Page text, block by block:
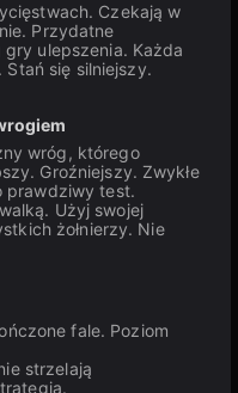
Czekają w
Przydatne
ulepszenia. Każda
Stań się silniejszy.
wróg, którego
Groźniejszy. Zwykłe
prawdziwy test.
Użyj swojej
żołnierzy. Nie
fale. Poziom
strzelają